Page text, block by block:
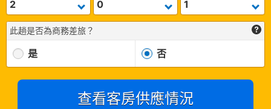
此趟是否為商務差旅？
是 否
查看客房供應情況